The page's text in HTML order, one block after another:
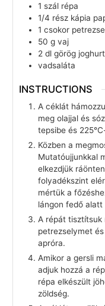
1 szál répa
1/4 rész kápia
1 csokor
50 g vaj
2 dl görög joghurt
vadsaláta
INSTRUCTIONS
A céklát
meg olajjal és
tepsibe és
Közben a
Mutatóujjunkkal
elkezdjük
folyadékszint
mértük a
lángon fedő alatt
A répát tisztítsuk
petrezselymet
apróra.
Amikor a gersli
adjuk hozzá a
répa elkészült
zöldség.